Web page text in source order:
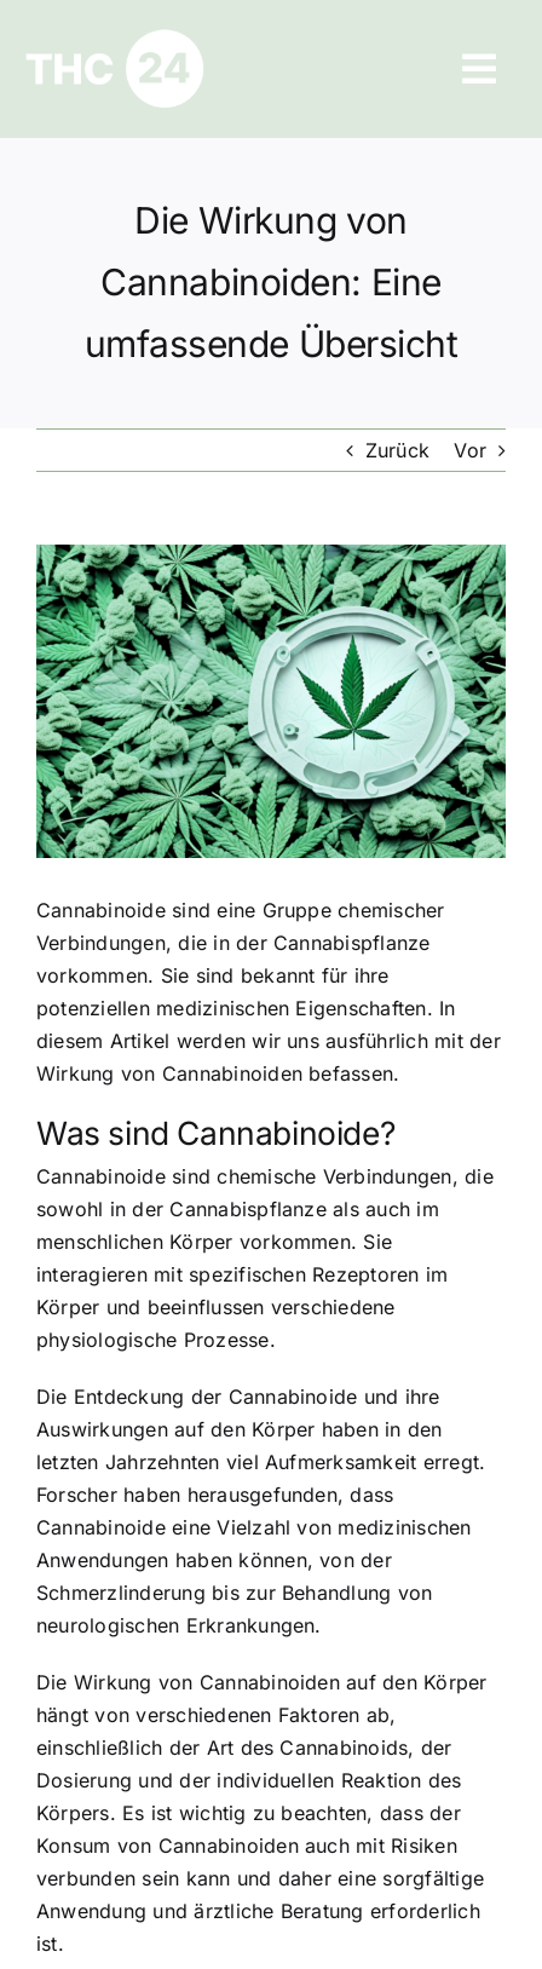
springen
Ratgeber
Hilfe und Kontakt
Datenschutz
Die Wirkung von
Cannabinoiden: Eine
umfassende Übersicht
Zurück Vor
Zeige
grösseres
Bild
Cannabinoide sind eine Gruppe chemischer
Verbindungen, die in der Cannabispflanze
vorkommen. Sie sind bekannt für ihre
potenziellen medizinischen Eigenschaften. In
diesem Artikel werden wir uns ausführlich mit der
Wirkung von Cannabinoiden befassen.
Was sind Cannabinoide?
Cannabinoide sind chemische Verbindungen, die
sowohl in der Cannabispflanze als auch im
menschlichen Körper vorkommen. Sie
interagieren mit spezifischen Rezeptoren im
Körper und beeinflussen verschiedene
physiologische Prozesse.
Die Entdeckung der Cannabinoide und ihre
Auswirkungen auf den Körper haben in den
letzten Jahrzehnten viel Aufmerksamkeit erregt.
Forscher haben herausgefunden, dass
Cannabinoide eine Vielzahl von medizinischen
Anwendungen haben können, von der
Schmerzlinderung bis zur Behandlung von
neurologischen Erkrankungen.
Die Wirkung von Cannabinoiden auf den Körper
hängt von verschiedenen Faktoren ab,
einschließlich der Art des Cannabinoids, der
Dosierung und der individuellen Reaktion des
Körpers. Es ist wichtig zu beachten, dass der
Konsum von Cannabinoiden auch mit Risiken
verbunden sein kann und daher eine sorgfältige
Anwendung und ärztliche Beratung erforderlich
ist.